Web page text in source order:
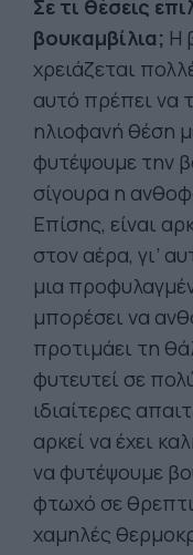
Σε τι θέσεις
βουκαμβίλια; Η
χρειάζεται
αυτό πρέπει να
ηλιοφανή θέση
φυτέψουμε την
σίγουρα η
Επίσης, είναι
στον αέρα, γι’
μια
μπορέσει να
προτιμάει τη
φυτευτεί σε
ιδιαίτερες
αρκεί να έχει
να φυτέψουμε
φτωχό σε
χαμηλές